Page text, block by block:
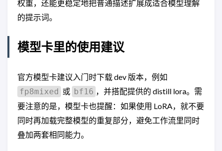
权重，还能更稳定地把普通描述扩展成适合模型理解
的提示词。
模型卡里的使用建议
官方模型卡建议入门时下载 dev 版本，例如
fp8mixed 或 bf16 ，并搭配提供的 distill lora。需
要注意的是，模型卡也提醒：如果使用 LoRA，就不要
同时再加载完整模型的重复部分，避免工作流里同时
叠加两套相同能力。